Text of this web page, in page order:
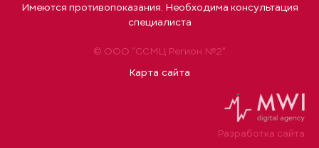
© ООО "ССМЦ Регион №2"
Карта сайта
Имеются противопоказания. Необходима консультация
специалиста
Разработка сайта